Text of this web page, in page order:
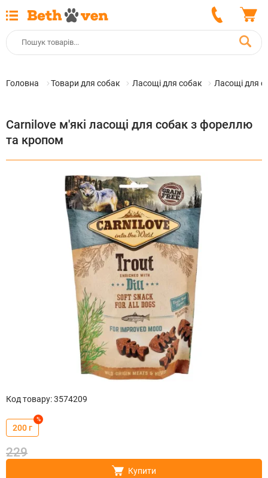
Головна Товари для собак Ласощі для собак Ласощі для
Carnilove м'які ласощі для собак з фореллю
та кропом
Код товару:3574209
200 г
%
229
Купити